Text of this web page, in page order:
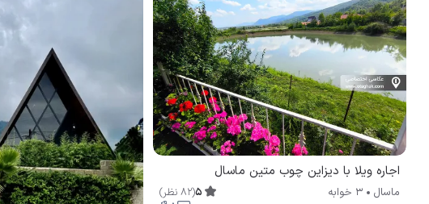
اجاره ویلا با دیزاین چوب متین ماسال
ماسال 3 خوابه 5
(
82 نظر)